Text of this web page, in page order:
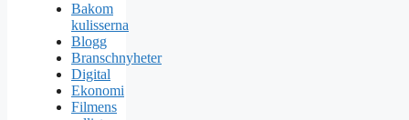
Bakom
kulisserna
Blogg
Branschnyheter
Digital
Ekonomi
Filmens